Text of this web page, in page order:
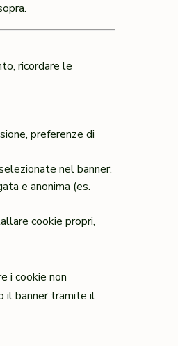
ricordare le
preferenze di
nel banner.
e anonima (es.
cookie propri,
i cookie non
il banner tramite il